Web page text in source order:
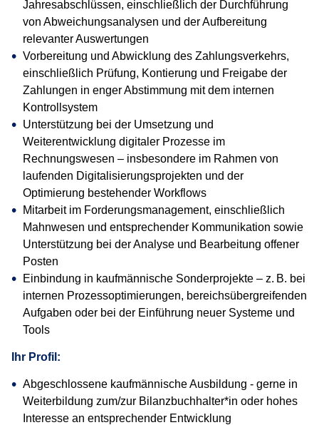
Jahresabschlüssen, einschließlich der Durchführung
von Abweichungsanalysen und der Aufbereitung
relevanter Auswertungen
Vorbereitung und Abwicklung des Zahlungsverkehrs,
einschließlich Prüfung, Kontierung und Freigabe der
Zahlungen in enger Abstimmung mit dem internen
Kontrollsystem
Unterstützung bei der Umsetzung und
Weiterentwicklung digitaler Prozesse im
Rechnungswesen – insbesondere im Rahmen von
laufenden Digitalisierungsprojekten und der
Optimierung bestehender Workflows
Mitarbeit im Forderungsmanagement, einschließlich
Mahnwesen und entsprechender Kommunikation sowie
Unterstützung bei der Analyse und Bearbeitung offener
Posten
Einbindung in kaufmännische Sonderprojekte – z. B. bei
internen Prozessoptimierungen, bereichsübergreifenden
Aufgaben oder bei der Einführung neuer Systeme und
Tools
Ihr Profil:
Abgeschlossene kaufmännische Ausbildung - gerne in
Weiterbildung zum/zur Bilanzbuchhalter*in oder hohes
Interesse an entsprechender Entwicklung